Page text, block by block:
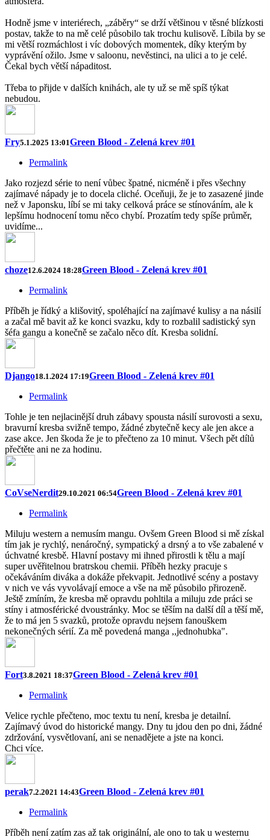
Hodně jsme v interiérech, „záběry“ se drží většinou v těsné blízkosti
postav, takže to na mě celé působilo tak trochu kulisově. Líbila by se
mi větší rozmáchlost i víc dobových momentek, díky kterým by
vyprávění ožilo. Jsme v saloonu, nevěstinci, na ulici a to je celé.
Čekal bych větší nápaditost.
Třeba to přijde v dalších knihách, ale ty už se mě spíš týkat
nebudou.
Fry5.1.2025 13:01Green Blood - Zelená krev #01
Permalink
Jako rozjezd série to není vůbec špatné, nicméně i přes všechny
zajímavé nápady je to docela cliché. Oceňuji, že je to zasazené jinde
než v Japonsku, líbí se mi taky celková práce se stínováním, ale k
lepšímu hodnocení tomu něco chybí. Prozatím tedy spíše průměr,
uvidíme...
choze12.6.2024 18:28Green Blood - Zelená krev #01
Permalink
Příběh je řídký a klišovitý, spoléhající na zajímavé kulisy a na násilí
a začal mě bavit až ke konci svazku, kdy to rozbalil sadistický syn
šéfa gangu a konečně se začalo něco dít. Kresba solidní.
Django18.1.2024 17:19Green Blood - Zelená krev #01
Permalink
Tohle je ten nejlacinější druh zábavy spousta násilí surovosti a sexu,
bravurní kresba svižně tempo, žádné zbytečně kecy ale jen akce a
zase akce. Jen škoda že je to přečteno za 10 minut. Všech pět dílů
přečtěte ani ne za hodinu.
CoVseNerdit29.10.2021 06:54Green Blood - Zelená krev #01
Permalink
Miluju western a nemusím mangu. Ovšem Green Blood si mě získal
tím jak je rychlý, nenáročný, sympatický a drsný a to vše zabalené v
úchvatné kresbě. Hlavní postavy mi ihned přirostli k tělu a mají
super uvěřitelnou bratrskou chemii. Příběh hezky pracuje s
očekáváním diváka a dokáže překvapit. Jednotlivé scény a postavy
v nich ve vás vyvolávají emoce a vše na mě působilo přirozeně.
Ještě zmíním, že kresba mě opravdu pohltila a miluju zde práci se
stíny i atmosférické dvoustránky. Moc se těším na další díl a těší mě,
že to má jen 5 svazků, protože opravdu nejsem fanouškem
nekonečných sérií. Za mě povedená manga ,,jednohubka".
Fort3.8.2021 18:37Green Blood - Zelená krev #01
Permalink
Velice rychle přečteno, moc textu tu není, kresba je detailní.
Zajímavý úvod do historické mangy. Dny tu jdou den po dni, žádné
zdržování, vysvětlovaní, ani se nenadějete a jste na konci.
Chci více.
perak7.2.2021 14:43Green Blood - Zelená krev #01
Permalink
Příběh není zatím zas až tak originální, ale ono to tak u westernu